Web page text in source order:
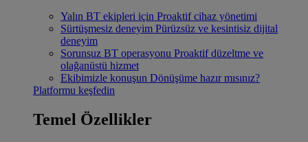
Yalın BT ekipleri için Proaktif cihaz yönetimi
Sürtüşmesiz deneyim Pürüzsüz ve kesintisiz dijital
deneyim
Sorunsuz BT operasyonu Proaktif düzeltme ve
olağanüstü hizmet
Ekibimizle konuşun Dönüşüme hazır mısınız?
Platformu keşfedin
Temel Özellikler